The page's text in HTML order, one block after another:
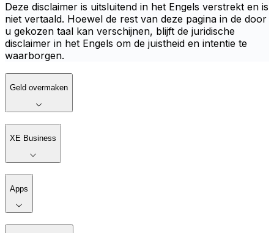
Deze disclaimer is uitsluitend in het Engels verstrekt en is
niet vertaald. Hoewel de rest van deze pagina in de door
u gekozen taal kan verschijnen, blijft de juridische
disclaimer in het Engels om de juistheid en intentie te
waarborgen.
Geld overmaken
XE Business
Apps